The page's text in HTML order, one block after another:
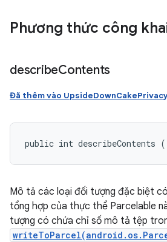
Phương thức công
describeContents
Đã thêm vào
public int describeContents
Mô tả các loại đối tượng đặc biệt
tổng hợp của thực thể Parcelable
tượng có chứa chỉ số mô tả tệp